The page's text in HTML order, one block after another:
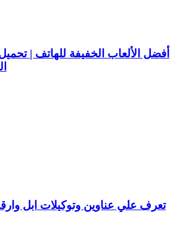
أفضل الألعاب الخفيفة للهاتف |
تعرف علي عناوين وتوكيلات ابل